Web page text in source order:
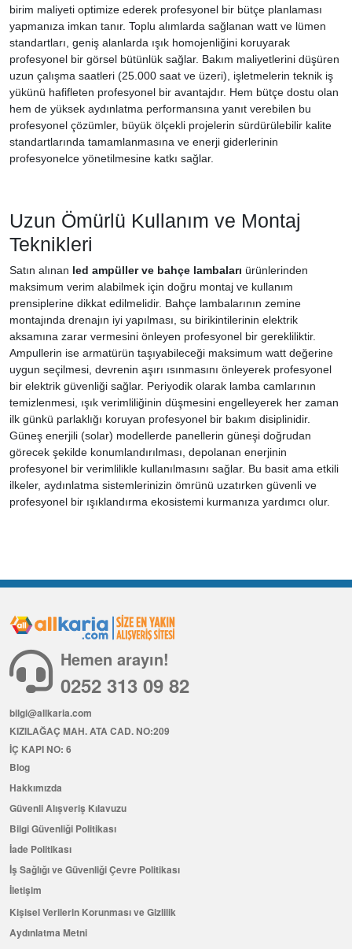
birim maliyeti optimize ederek profesyonel bir bütçe planlaması
yapmanıza imkan tanır. Toplu alımlarda sağlanan watt ve lümen
standartları, geniş alanlarda ışık homojenliğini koruyarak
profesyonel bir görsel bütünlük sağlar. Bakım maliyetlerini düşüren
uzun çalışma saatleri (25.000 saat ve üzeri), işletmelerin teknik iş
yükünü hafifleten profesyonel bir avantajdır. Hem bütçe dostu olan
hem de yüksek aydınlatma performansına yanıt verebilen bu
profesyonel çözümler, büyük ölçekli projelerin sürdürülebilir kalite
standartlarında tamamlanmasına ve enerji giderlerinin
profesyonelce yönetilmesine katkı sağlar.
Uzun Ömürlü Kullanım ve Montaj
Teknikleri
Satın alınan led ampüller ve bahçe lambaları ürünlerinden
maksimum verim alabilmek için doğru montaj ve kullanım
prensiplerine dikkat edilmelidir. Bahçe lambalarının zemine
montajında drenajın iyi yapılması, su birikintilerinin elektrik
aksamına zarar vermesini önleyen profesyonel bir gerekliliktir.
Ampullerin ise armatürün taşıyabileceği maksimum watt değerine
uygun seçilmesi, devrenin aşırı ısınmasını önleyerek profesyonel
bir elektrik güvenliği sağlar. Periyodik olarak lamba camlarının
temizlenmesi, ışık verimliliğinin düşmesini engelleyerek her zaman
ilk günkü parlaklığı koruyan profesyonel bir bakım disiplinidir.
Güneş enerjili (solar) modellerde panellerin güneşi doğrudan
görecek şekilde konumlandırılması, depolanan enerjinin
profesyonel bir verimlilikle kullanılmasını sağlar. Bu basit ama etkili
ilkeler, aydınlatma sistemlerinizin ömrünü uzatırken güvenli ve
profesyonel bir ışıklandırma ekosistemi kurmanıza yardımcı olur.
Hemen arayın!
0252 313 09 82
bilgi@allkaria.com
KIZILAĞAÇ MAH. ATA CAD. NO:209
İÇ KAPI NO: 6
Blog
Hakkımızda
Güvenli Alışveriş Kılavuzu
Bilgi Güvenliği Politikası
İade Politikası
İş Sağlığı ve Güvenliği Çevre Politikası
İletişim
Kişisel Verilerin Korunması ve Gizlilik
Aydınlatma Metni